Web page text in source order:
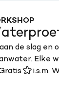
i.s.m.
de slag en
Elke